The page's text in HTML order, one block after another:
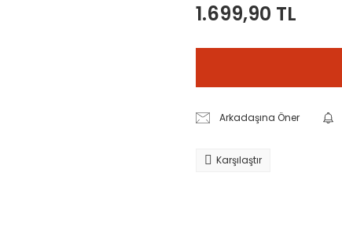
1.699,90 TL
Arkadaşına Öner
Karşılaştır